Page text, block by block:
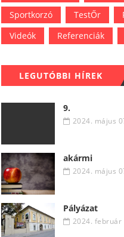
Sportkorzó
TestŐr
Videók
Referenciák
LEGUTÓBBI HÍREK
9.
2024. május
akármi
2024. május
Pályázat
2024. február